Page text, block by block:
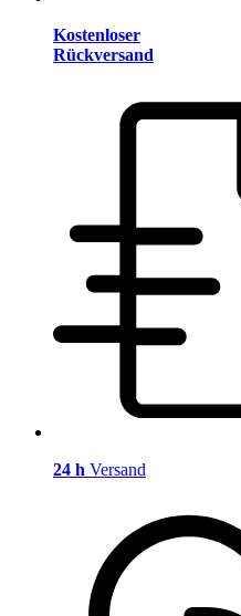
Kostenloser
Rückversand
24 h Versand